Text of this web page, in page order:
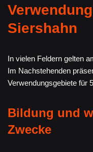
Siershahn
In vielen Feldern gelten
Im Nachstehenden
Verwendungsgebiete für
Bildung und
Zwecke